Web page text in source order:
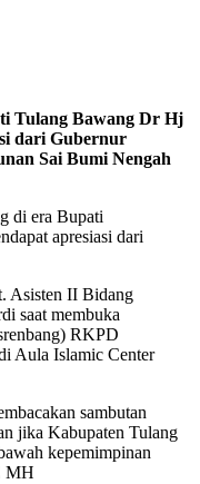
Tulang Bawang Dr Hj
dari Gubernur
Sai Bumi Nengah
di era Bupati
apresiasi dari
Asisten II Bidang
saat membuka
RKPD
Aula Islamic Center
sambutan
jika Kabupaten Tulang
kepemimpinan
MH